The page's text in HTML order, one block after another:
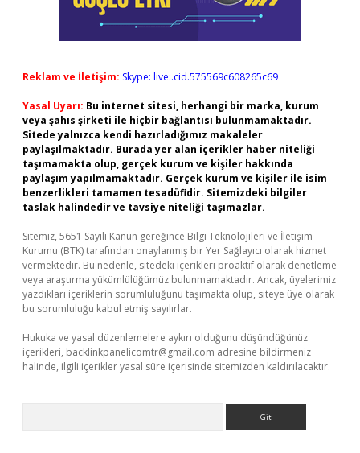
Reklam ve İletişim: Skype: live:.cid.575569c608265c69
Yasal Uyarı: Bu internet sitesi, herhangi bir marka, kurum
veya şahıs şirketi ile hiçbir bağlantısı bulunmamaktadır.
Sitede yalnızca kendi hazırladığımız makaleler
paylaşılmaktadır. Burada yer alan içerikler haber niteliği
taşımamakta olup, gerçek kurum ve kişiler hakkında
paylaşım yapılmamaktadır. Gerçek kurum ve kişiler ile isim
benzerlikleri tamamen tesadüfidir. Sitemizdeki bilgiler
taslak halindedir ve tavsiye niteliği taşımazlar.
Sitemiz, 5651 Sayılı Kanun gereğince Bilgi Teknolojileri ve İletişim
Kurumu (BTK) tarafından onaylanmış bir Yer Sağlayıcı olarak hizmet
vermektedir. Bu nedenle, sitedeki içerikleri proaktif olarak denetleme
veya araştırma yükümlülüğümüz bulunmamaktadır. Ancak, üyelerimiz
yazdıkları içeriklerin sorumluluğunu taşımakta olup, siteye üye olarak
bu sorumluluğu kabul etmiş sayılırlar.
Hukuka ve yasal düzenlemelere aykırı olduğunu düşündüğünüz
içerikleri, backlinkpanelicomtr@gmail.com adresine bildirmeniz
halinde, ilgili içerikler yasal süre içerisinde sitemizden kaldırılacaktır.